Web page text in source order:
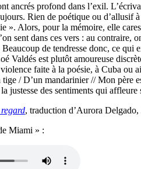
ancrés profond dans l’exil.
Rien de poétique ou d’allusif
». Alors, pour la mémoire, elle
sent dans ces vers : au contraire,
de tendresse donc, ce qui
Valdés est plutôt amoureuse
faite à la poésie, à Cuba ou
tige / D’un mandarinier // Mon père
justesse des sentiments qui
, traduction d’Aurora
Miami » :